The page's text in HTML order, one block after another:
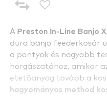
A Preston In-Line Banjo
dura banjo feederkosár
a pontyok és nagyobb
horgászatához, amikor
etetőanyag tovább a
hagyományos method